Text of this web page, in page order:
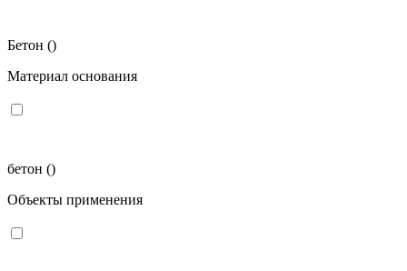
Бетон ()
Материал основания
бетон ()
Объекты применения